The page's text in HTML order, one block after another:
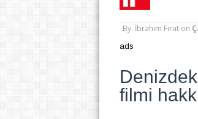
By: İbrahim Fırat on
ads
filmi